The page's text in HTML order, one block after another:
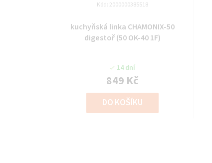
kuchyňská linka CHAMONIX-50
digestoř (50 OK-40 1F)
14 dní
849 Kč
DO KOŠÍKU
Kód: 2000000385518